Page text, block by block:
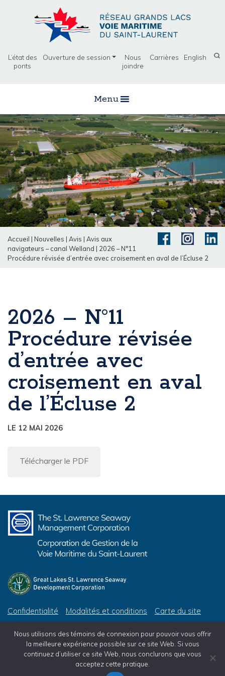
L’état des
ponts
Ouverture de session
Nous
joindre
Carrières English
Menu
Accueil | Nouvelles | Avis | Avis aux
navigateurs – canal Welland | 2026 – N°11
Procédure révisée d’entrée avec croisement en aval de l’Écluse 2
2026 – N°11
Procédure révisée
d’entrée avec
croisement en aval
de l’Écluse 2
LE 12 MAI 2026
Télécharger le PDF
Confidentialité Modalités et conditions Carte du site
© 2026 Great Lakes St. Lawrence Seaway Development Corporation, All Rights Reserved
Nous utilisons des témoins de connexion pour pouvoir vous offrir
la meilleure expérience possible sur ce site Web. Si vous
continuez d’utiliser ce site Web, nous conclurons que vous
acceptez cette pratique.